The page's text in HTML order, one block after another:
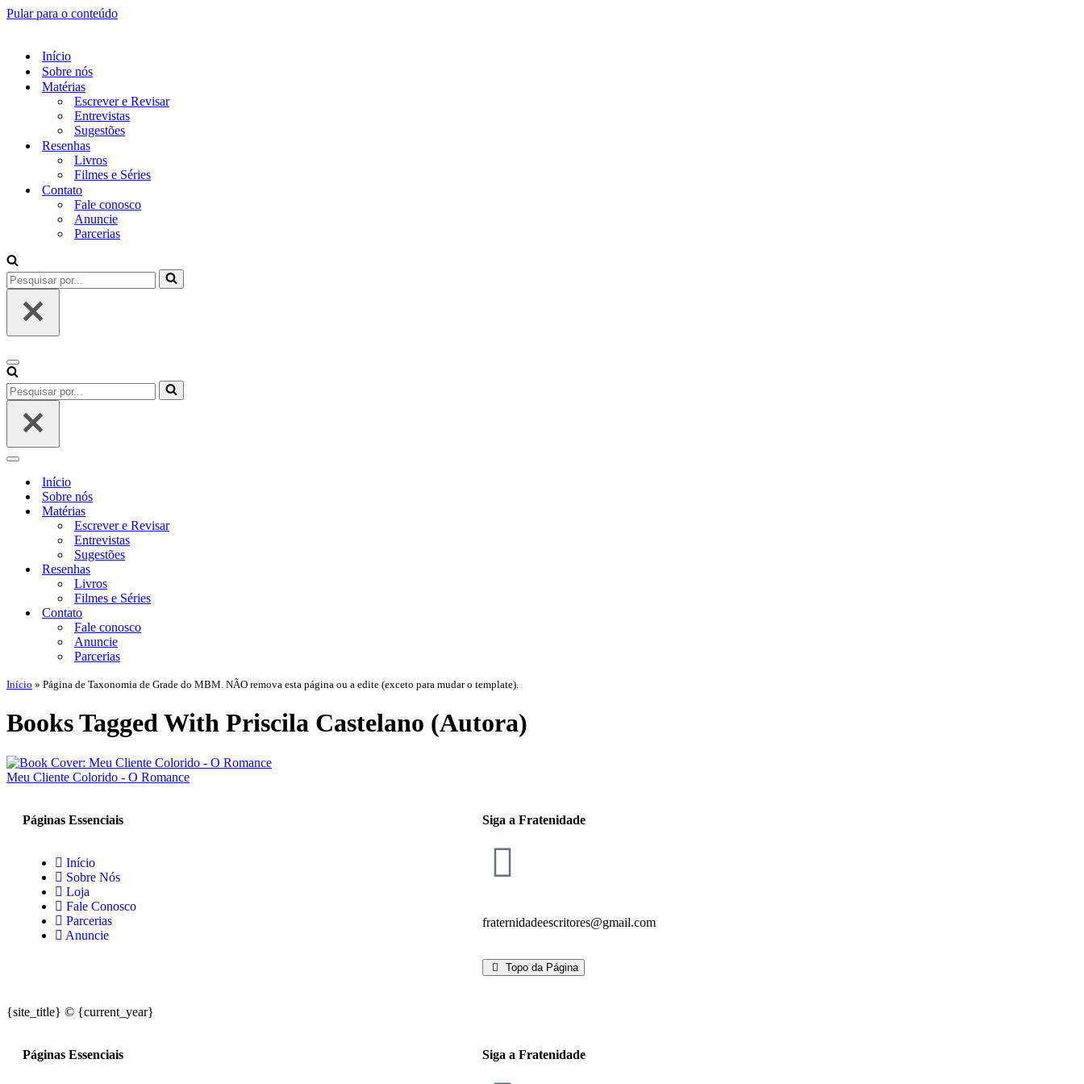
Pular para o conteúdo
Início
Sobre nós
Matérias
Escrever e Revisar
Entrevistas
Sugestões
Resenhas
Livros
Filmes e Séries
Contato
Fale conosco
Anuncie
Parcerias
Início
Sobre nós
Matérias
Escrever e Revisar
Entrevistas
Sugestões
Resenhas
Livros
Filmes e Séries
Contato
Fale conosco
Anuncie
Parcerias
Início » Página de Taxonomia de Grade do MBM. NÃO remova esta página ou a edite (exceto para mudar o template).
Books Tagged With Priscila Castelano (Autora)
Meu Cliente Colorido - O Romance
Páginas Essenciais
Início
Sobre Nós
Loja
Fale Conosco
Parcerias
Anuncie
Siga a Fratenidade
fraternidadeescritores@gmail.com
Topo da Página
{site_title} © {current_year}
Páginas Essenciais Siga a Fratenidade